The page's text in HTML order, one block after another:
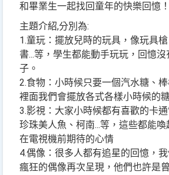
和畢業生一起找回童年的快樂回憶！
主題介紹,分別為:
1.童玩：擺放兒時的玩具，像玩具
書...等，學生都能動手玩玩，回憶沒
子。
2.食物：小時候只要一個汽水糖、
裡面我們會擺放各式各樣小時候的
3.影視：大家小時候都有喜歡的卡通
珍珠美人魚、柯南...等，這些都能
在電視機前期待的心情
4.偶像：很多人都有追星的回憶，
瘋狂的偶像再次呈現，他們也許是